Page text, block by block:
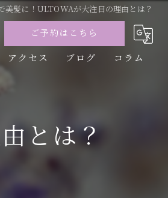
美髪に！ULTOWAが大注目の理由とは？
ご予約はこちら
アクセス ブログ コラム
とは？